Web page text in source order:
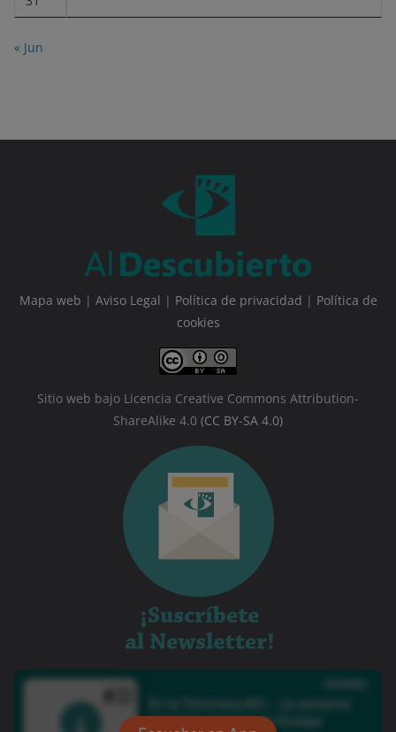
« Jun
Mapa web | Aviso Legal | Política de privacidad | Política de
cookies
Sitio web bajo Licencia Creative Commons Attribution-
ShareAlike 4.0 (CC BY-SA 4.0)